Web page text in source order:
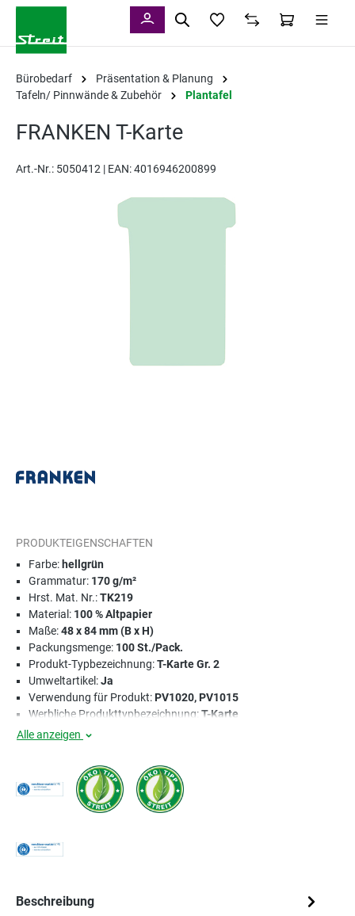
Bürobedarf
Präsentation & Planung
Tafeln/ Pinnwände & Zubehör
Plantafel
FRANKEN T-Karte
Art.-Nr.: 5050412 | EAN: 4016946200899
Bildergalerie überspringen
PRODUKTEIGENSCHAFTEN
Farbe: hellgrün
Grammatur: 170 g/m²
Hrst. Mat. Nr.:TK219
Material: 100 % Altpapier
Maße:48 x 84 mm (B x H)
Packungsmenge: 100 St./Pack.
Produkt-Typbezeichnung:T-Karte Gr. 2
Umweltartikel:Ja
Verwendung für Produkt:PV1020, PV1015
Werbliche Produkttypbezeichnung:T-Karte
Alle anzeigen
Beschreibung